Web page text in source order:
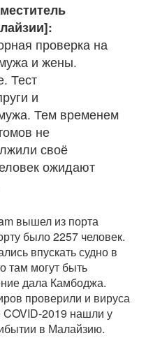
проверка на
и жены.
Тест
и
Тем временем
не
своё
ожидают
вышел из порта
было 2257 человек.
впускать судно в
там могут быть
дала Камбоджа.
проверили и вируса
2019 нашли у
в Малайзию.